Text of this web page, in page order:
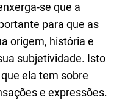
se que a
para que as
origem, história e
subjetividade. Isto
ela tem sobre
e expressões.